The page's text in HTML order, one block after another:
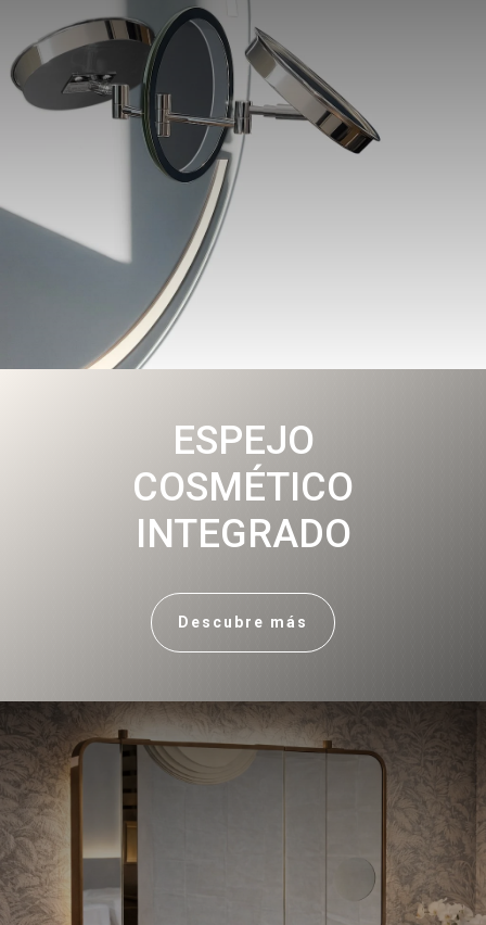
ESPEJO
COSMÉTICO
INTEGRADO
Descubre más
Spekkio